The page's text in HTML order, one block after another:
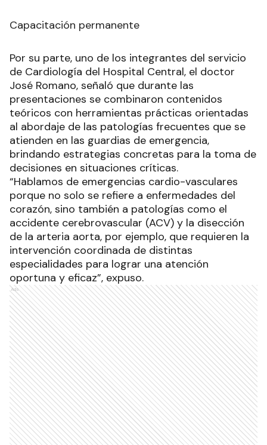
Capacitación permanente
Por su parte, uno de los integrantes del servicio
de Cardiología del Hospital Central, el doctor
José Romano, señaló que durante las
presentaciones se combinaron contenidos
teóricos con herramientas prácticas orientadas
al abordaje de las patologías frecuentes que se
atienden en las guardias de emergencia,
brindando estrategias concretas para la toma de
decisiones en situaciones críticas.
“Hablamos de emergencias cardio-vasculares
porque no solo se refiere a enfermedades del
corazón, sino también a patologías como el
accidente cerebrovascular (ACV) y la disección
de la arteria aorta, por ejemplo, que requieren la
intervención coordinada de distintas
especialidades para lograr una atención
oportuna y eficaz”, expuso.
Ads